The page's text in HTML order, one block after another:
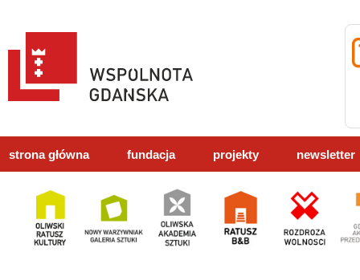
strona główna fundacja projekty newsletter